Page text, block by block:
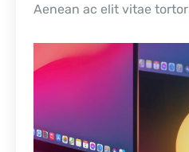
Aenean ac elit vitae